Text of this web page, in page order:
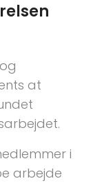
at
i
arbejde